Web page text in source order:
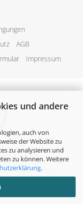
und andere
auch von
der Website zu
zu analysieren und
zu können. Weitere
.
AGB
Impressum
der gesetzlichen
nicht anders